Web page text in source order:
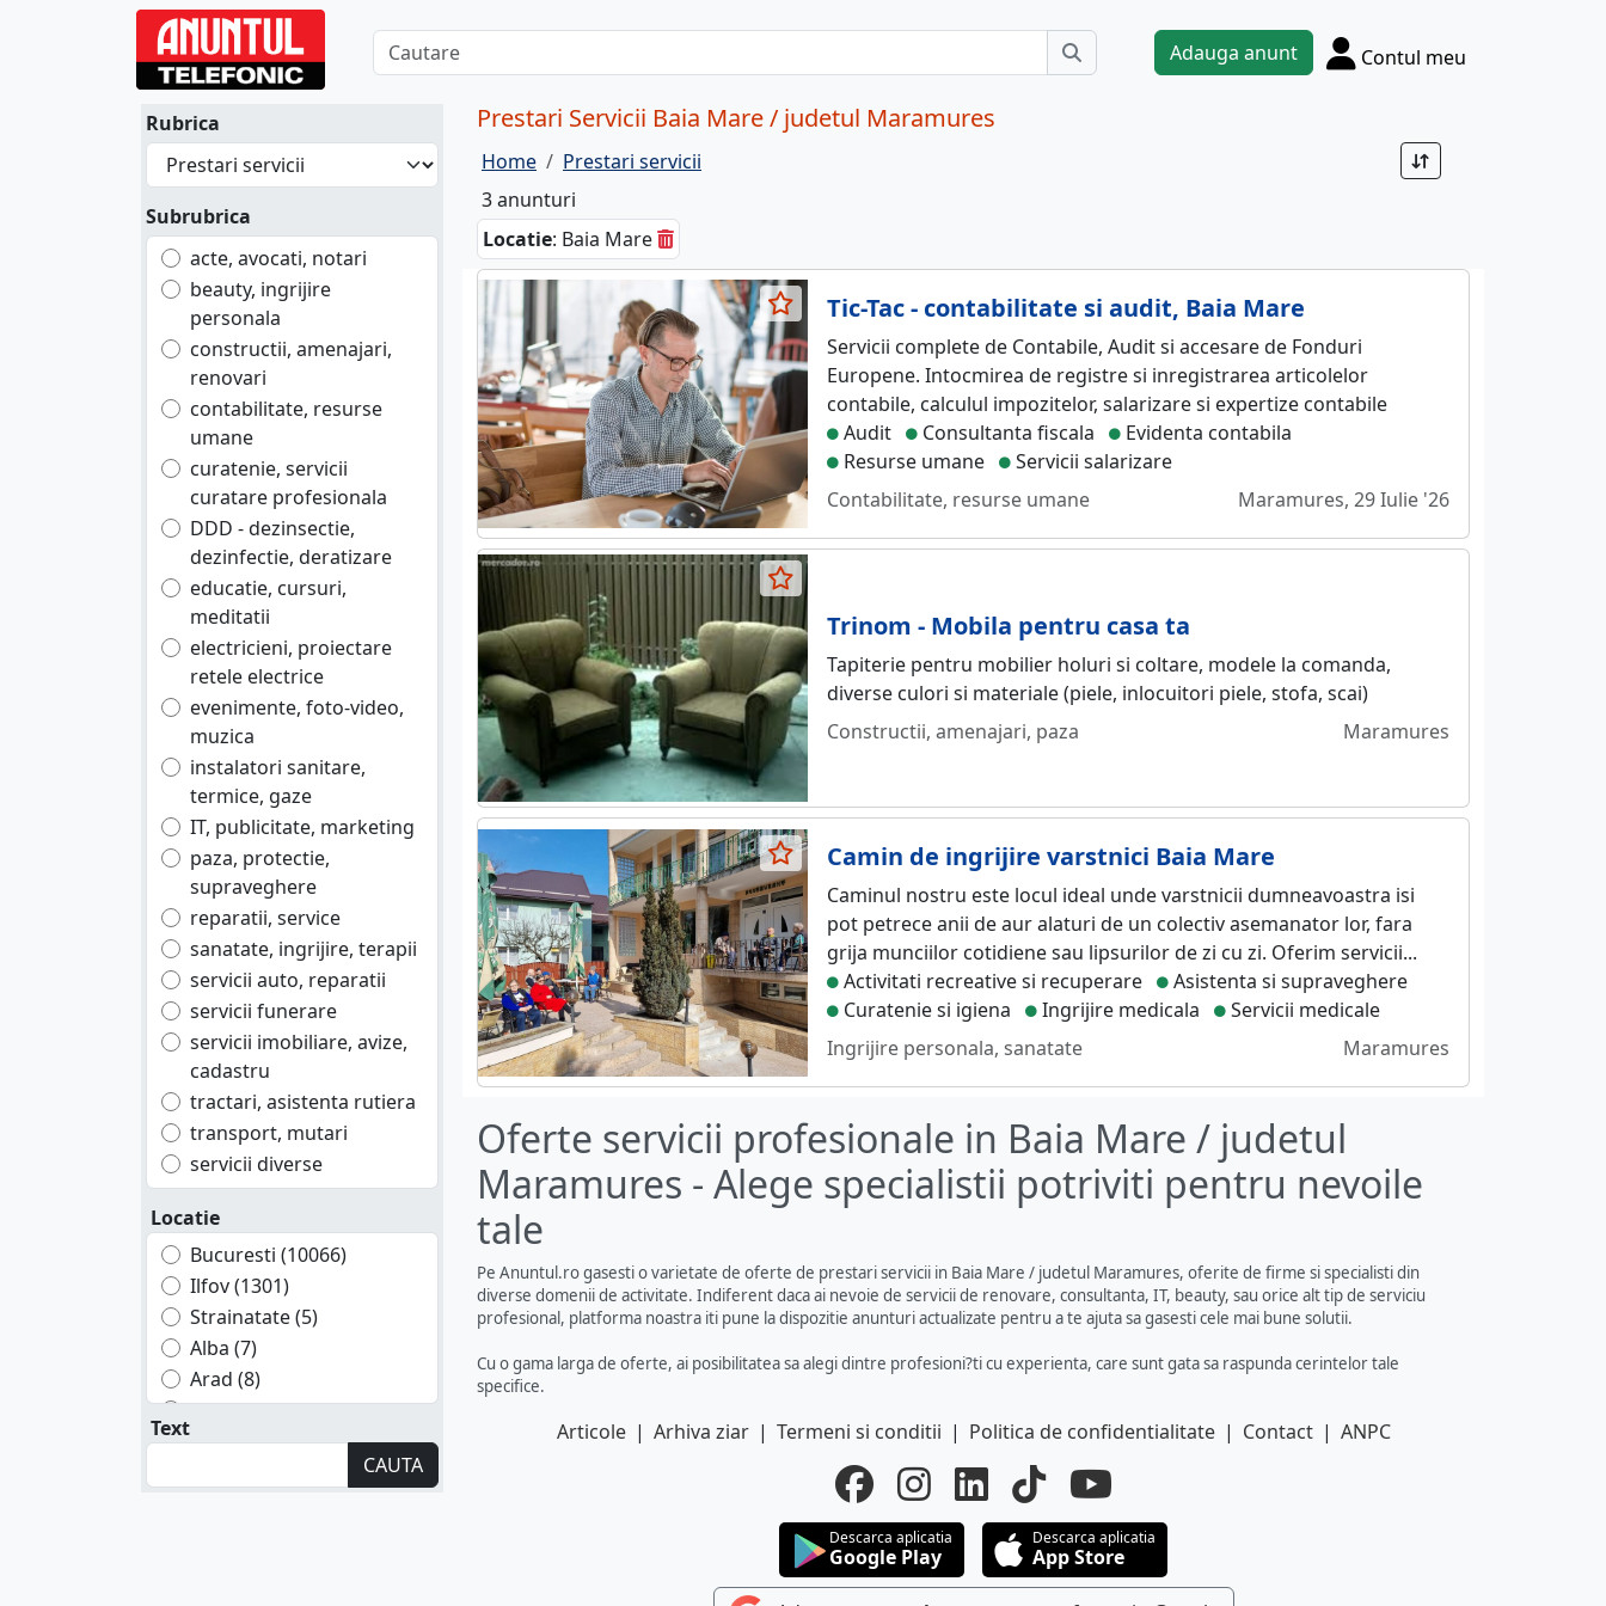
Adauga anunt Contul meu
Rubrica
Subrubrica
acte, avocati, notari
beauty, ingrijire
personala
constructii, amenajari,
renovari
contabilitate, resurse
umane
curatenie, servicii
curatare profesionala
DDD - dezinsectie,
dezinfectie, deratizare
educatie, cursuri,
meditatii
electricieni, proiectare
retele electrice
evenimente, foto-video,
muzica
instalatori sanitare,
termice, gaze
IT, publicitate, marketing
paza, protectie,
supraveghere
reparatii, service
sanatate, ingrijire, terapii
servicii auto, reparatii
servicii funerare
servicii imobiliare, avize,
cadastru
tractari, asistenta rutiera
transport, mutari
servicii diverse
Locatie
Bucuresti (10066)
Ilfov (1301)
Strainatate (5)
Alba (7)
Arad (8)
Arges (18)
Bacau (12)
Text
CAUTA
Prestari Servicii Baia Mare / judetul Maramures
Home
Prestari servicii
3 anunturi
Locatie: Baia Mare
Tic-Tac - contabilitate si audit, Baia Mare
Servicii complete de Contabile, Audit si accesare de Fonduri
Europene. Intocmirea de registre si inregistrarea articolelor
contabile, calculul impozitelor, salarizare si expertize contabile
Audit
Consultanta fiscala
Evidenta contabila
Resurse umane
Servicii salarizare
Contabilitate, resurse umane
Maramures, 29 Iulie '26
Trinom - Mobila pentru casa ta
Tapiterie pentru mobilier holuri si coltare, modele la comanda,
diverse culori si materiale (piele, inlocuitori piele, stofa, scai)
Constructii, amenajari, paza
Maramures
Camin de ingrijire varstnici Baia Mare
Caminul nostru este locul ideal unde varstnicii dumneavoastra isi
pot petrece anii de aur alaturi de un colectiv asemanator lor, fara
grija munciilor cotidiene sau lipsurilor de zi cu zi. Oferim servicii...
Activitati recreative si recuperare
Asistenta si supraveghere
Curatenie si igiena
Ingrijire medicala
Servicii medicale
Ingrijire personala, sanatate
Maramures
Oferte servicii profesionale in Baia Mare / judetul
Maramures - Alege specialistii potriviti pentru nevoile
tale
Pe Anuntul.ro gasesti o varietate de oferte de prestari servicii in Baia Mare / judetul Maramures, oferite de firme si specialisti din
diverse domenii de activitate. Indiferent daca ai nevoie de servicii de renovare, consultanta, IT, beauty, sau orice alt tip de serviciu
profesional, platforma noastra iti pune la dispozitie anunturi actualizate pentru a te ajuta sa gasesti cele mai bune solutii.
Cu o gama larga de oferte, ai posibilitatea sa alegi dintre profesioni?ti cu experienta, care sunt gata sa raspunda cerintelor tale
specifice.
Articole | Arhiva ziar | Termeni si conditii | Politica de confidentialitate | Contact | ANPC
Descarca aplicatia
Google Play
Descarca aplicatia
App Store